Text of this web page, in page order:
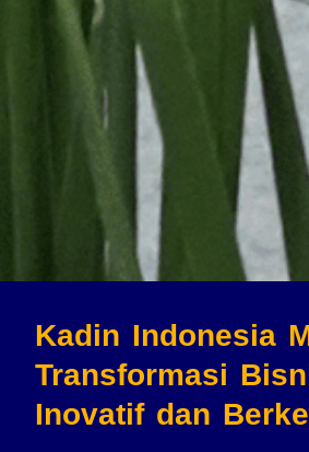
Kadin Indonesia
Transformasi
Inovatif dan